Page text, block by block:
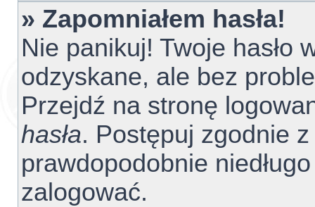
» Zapomniałem hasła!
Nie panikuj! Twoje hasło
odzyskane, ale bez
Przejdź na stronę
hasła. Postępuj zgodnie
prawdopodobnie
zalogować.